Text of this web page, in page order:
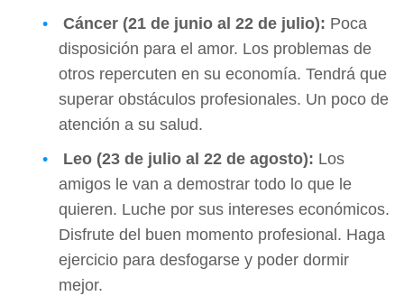
Cáncer (21 de junio al 22 de julio): Poca
disposición para el amor. Los problemas de
otros repercuten en su economía. Tendrá que
superar obstáculos profesionales. Un poco de
atención a su salud.
Leo (23 de julio al 22 de agosto): Los
amigos le van a demostrar todo lo que le
quieren. Luche por sus intereses económicos.
Disfrute del buen momento profesional. Haga
ejercicio para desfogarse y poder dormir
mejor.